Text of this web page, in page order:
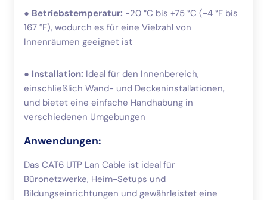
● Betriebstemperatur: -20 °C bis +75 °C (-4 °F bis
167 °F), wodurch es für eine Vielzahl von
Innenräumen geeignet ist
● Installation: Ideal für den Innenbereich,
einschließlich Wand- und Deckeninstallationen,
und bietet eine einfache Handhabung in
verschiedenen Umgebungen
Anwendungen:
Das CAT6 UTP Lan Cable ist ideal für
Büronetzwerke, Heim-Setups und
Bildungseinrichtungen und gewährleistet eine